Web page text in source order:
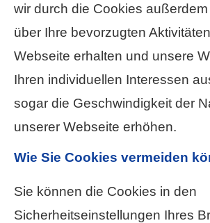
wir durch die Cookies
über Ihre bevorzugten
Webseite erhalten und unsere
Ihren individuellen Interessen
sogar die Geschwindigkeit der
unserer Webseite erhöhen.
Wie Sie Cookies vermeiden
Sie können die Cookies in den
Sicherheitseinstellungen Ihres